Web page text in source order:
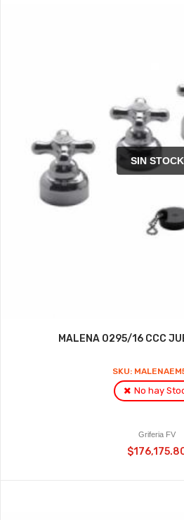
SIN STOCK
MALENA 0295/16 CCC
SKU:
No hay
Griferia FV